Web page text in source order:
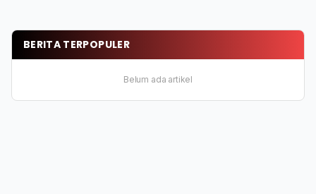
BERITA TERPOPULER
Belum ada artikel